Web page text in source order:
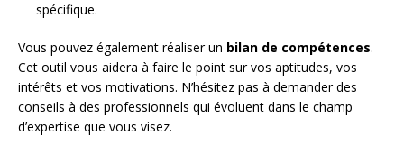
spécifique.
Vous pouvez également réaliser un bilan de compétences.
Cet outil vous aidera à faire le point sur vos aptitudes, vos
intérêts et vos motivations. N’hésitez pas à demander des
conseils à des professionnels qui évoluent dans le champ
d’expertise que vous visez.